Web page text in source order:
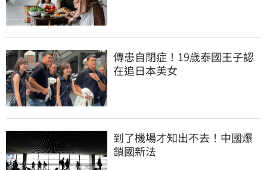
傳患自閉症！19歲泰國王子認
在追日本美女
到了機場才知出不去！中國爆
鎖國新法